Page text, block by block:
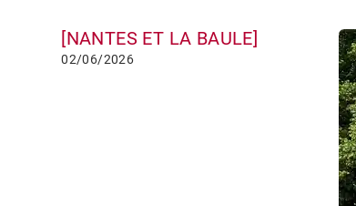
[NANTES ET LA BAULE]
02/06/2026